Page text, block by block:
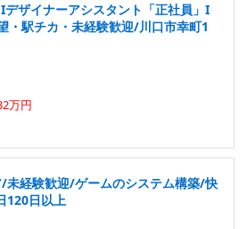
デザイナーアシスタント「正社員」I
・駅チカ・未経験歓迎/川口市幸町1
万円
未経験歓迎/ゲームのシステム構築/快
120日以上